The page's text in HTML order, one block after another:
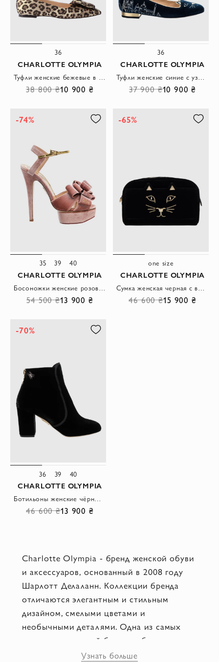
36
CHARLOTTE OLYMPIA
38 800 ₴10 900 ₴
36
CHARLOTTE OLYMPIA
37 900 ₴10 900 ₴
-74%
35 39 40
CHARLOTTE OLYMPIA
54 500 ₴13 900 ₴
-65%
one size
CHARLOTTE OLYMPIA
46 600 ₴15 900 ₴
-70%
36 39 40
CHARLOTTE OLYMPIA
Ботильоны женские чёрные с вышивкой паука
46 600 ₴13 900 ₴
Charlotte Olympia - бренд женской обуви
и аксессуаров, основанный в 2008 году
Шарлотт Делаланн. Коллекции бренда
отличаются элегантным и стильным
дизайном, смелыми цветами и
необычными деталями. Одна из самых
известных моделей бренда - босоножки с
высокой платформой в виде паука,
Узнать больше